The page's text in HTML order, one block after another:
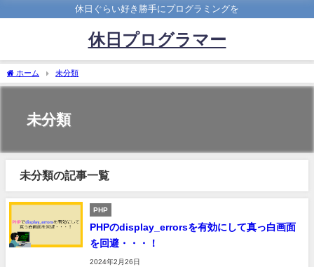
休日ぐらい好き勝手にプログラミングを
休日プログラマー
ホーム 未分類
未分類
未分類の記事一覧
PHP
PHPのdisplay_errorsを有効にして真っ白画面
を回避・・・！
2024年2月26日